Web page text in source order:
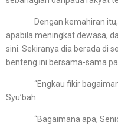
Dengan kemahiran itu,
apabila meningkat dewasa,
sini. Sekiranya dia berada di
benteng ini bersama-sama
“Engkau fikir
Syu’bah.
“Bagaimana apa, Senior